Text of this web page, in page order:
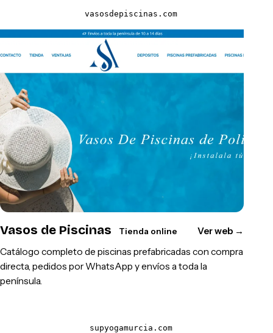
vasosdepiscinas.com
Vasos de Piscinas Tienda online Ver web →
Catálogo completo de piscinas prefabricadas con compra
directa, pedidos por WhatsApp y envíos a toda la
península.
supyogamurcia.com